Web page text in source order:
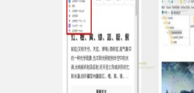
Google Chrome浏览器右侧边栏嵌入网页